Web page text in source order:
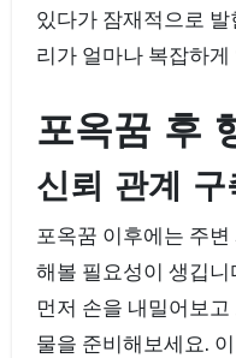
있다가 잠재적으로
리가 얼마나 복잡하
포옥꿈 후
신뢰 관계 구
포옥꿈 이후에는 주
해볼 필요성이 생깁
먼저 손을 내밀어보
물을 준비해보세요.